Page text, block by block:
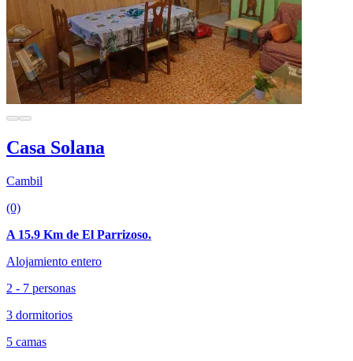
Casa Solana
Cambil
(0)
A 15.9 Km de El Parrizoso.
Alojamiento entero
2 - 7 personas
3 dormitorios
5 camas